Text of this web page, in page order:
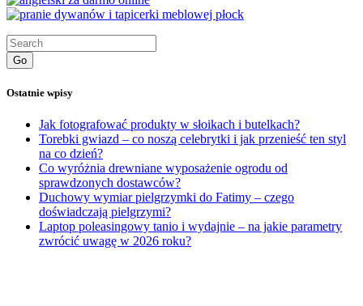
Go
Ostatnie wpisy
Jak fotografować produkty w słoikach i butelkach?
Torebki gwiazd – co noszą celebrytki i jak przenieść ten styl
na co dzień?
Co wyróżnia drewniane wyposażenie ogrodu od
sprawdzonych dostawców?
Duchowy wymiar pielgrzymki do Fatimy – czego
doświadczają pielgrzymi?
Laptop poleasingowy tanio i wydajnie – na jakie parametry
zwrócić uwagę w 2026 roku?